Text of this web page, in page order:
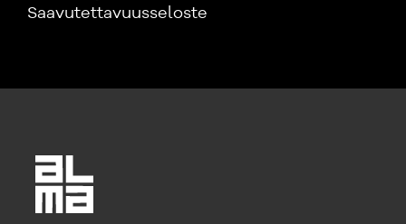
Saavutettavuusseloste